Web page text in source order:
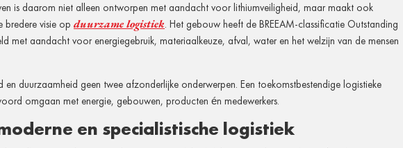
is daarom niet alleen ontworpen met aandacht voor lithiumveiligheid, maar maakt ook
bredere visie op duurzame logistiek. Het gebouw heeft de BREEAM-classificatie Outstanding
met aandacht voor energiegebruik, materiaalkeuze, afval, water en het welzijn van de mensen
en duurzaamheid geen twee afzonderlijke onderwerpen. Een toekomstbestendige logistieke
omgaan met energie, gebouwen, producten én medewerkers.
en specialistische logistiek